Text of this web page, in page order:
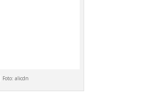
Foto: alicdn